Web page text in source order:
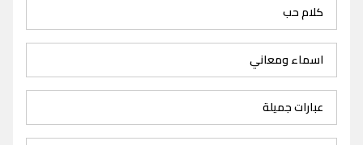
كلام حب
اسماء ومعاني
عبارات جميلة